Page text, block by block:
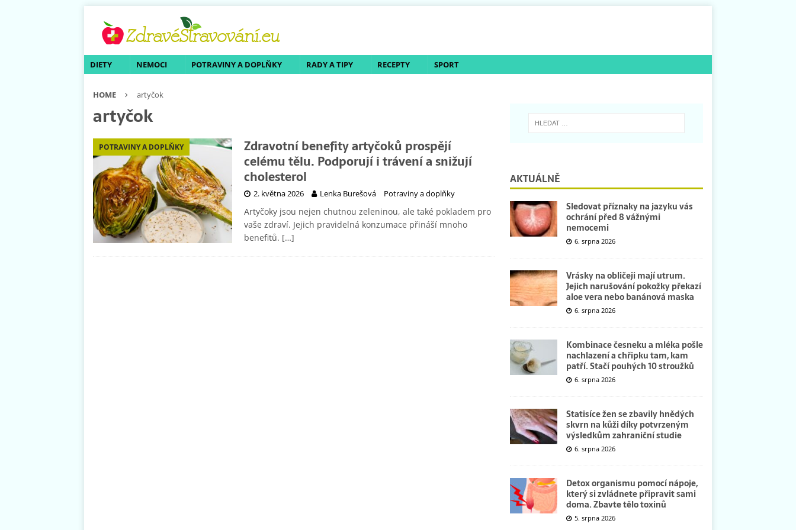
DIETY NEMOCI POTRAVINY A DOPLŇKY RADY A TIPY RECEPTY SPORT
HOME artyčok
artyčok
POTRAVINY A DOPLŇKY
Zdravotní benefity artyčoků prospějí
celému tělu. Podporují i trávení a snižují
cholesterol
2. května 2026 Lenka Burešová Potraviny a doplňky
Artyčoky jsou nejen chutnou zeleninou, ale také pokladem pro
vaše zdraví. Jejich pravidelná konzumace přináší mnoho
benefitů. […]
AKTUÁLNĚ
Sledovat příznaky na jazyku vás
ochrání před 8 vážnými
nemocemi
6. srpna 2026
Vrásky na obličeji mají utrum.
Jejich narušování pokožky překazí
aloe vera nebo banánová maska
6. srpna 2026
Kombinace česneku a mléka pošle
nachlazení a chřipku tam, kam
patří. Stačí pouhých 10 stroužků
6. srpna 2026
Statisíce žen se zbavily hnědých
skvrn na kůži díky potvrzeným
výsledkům zahraniční studie
6. srpna 2026
Detox organismu pomocí nápoje,
který si zvládnete připravit sami
doma. Zbavte tělo toxinů
5. srpna 2026